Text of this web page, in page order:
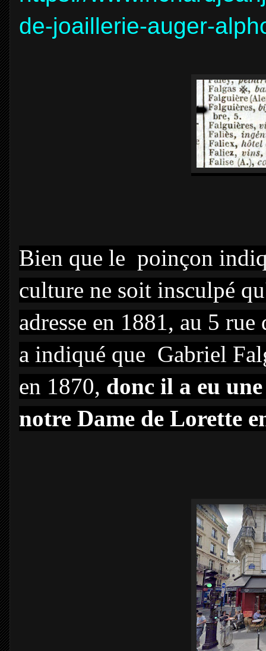
de-joaillerie-auger-
Bien que le poinçon
culture ne soit insculpé
adresse en 1881, au 5
a indiqué que Gabriel
en 1870, donc il a eu
notre Dame de Lorette